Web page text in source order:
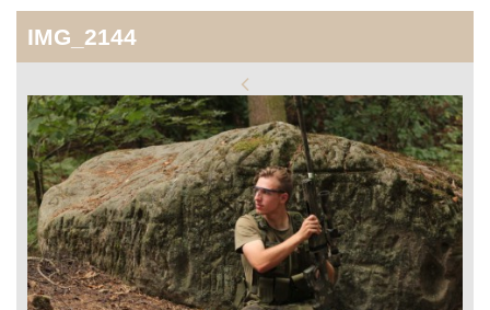
IMG_2144